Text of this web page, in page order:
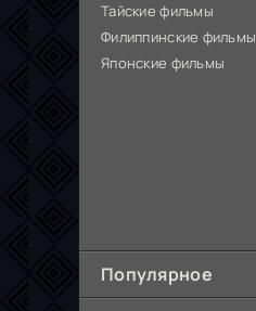
Тайские фильмы
Филиппинские фильмы
Японские фильмы
Популярное